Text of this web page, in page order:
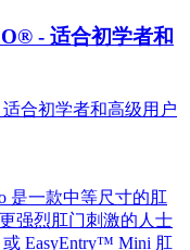
- 适合初学者和
是一款中等尺寸的肛
强烈肛门刺激的人士
EasyEntry™ Mini 肛